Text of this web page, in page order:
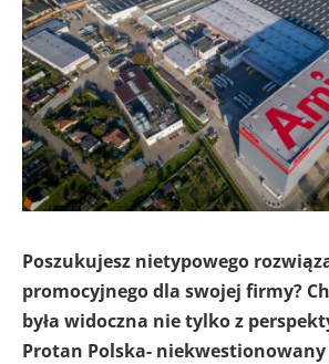
Poszukujesz nietypowego
promocyjnego dla swojej firmy?
była widoczna nie tylko z
Protan Polska-